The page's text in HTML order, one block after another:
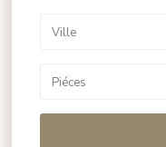
Ville
Piéces